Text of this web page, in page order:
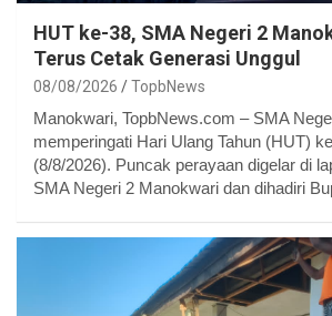
HUT ke-38, SMA Negeri 2
Terus Cetak Generasi Unggul
08/08/2026 TopbNews
Manokwari, TopbNews.com – SMA
memperingati Hari Ulang Tahun (HUT)
(8/8/2026). Puncak perayaan digelar di
SMA Negeri 2 Manokwari dan dihadiri